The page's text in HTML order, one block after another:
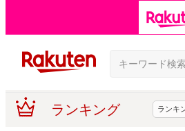
ランキング ランキ